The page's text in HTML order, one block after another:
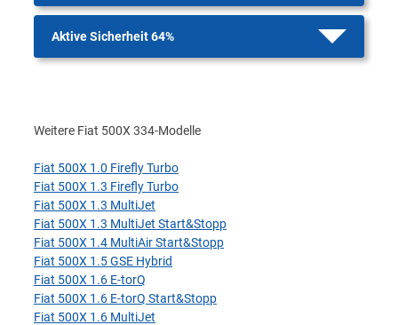
Aktive Sicherheit 64%
Weitere Fiat 500X 334-Modelle
Fiat 500X 1.0 Firefly Turbo
Fiat 500X 1.3 Firefly Turbo
Fiat 500X 1.3 MultiJet
Fiat 500X 1.3 MultiJet Start&Stopp
Fiat 500X 1.4 MultiAir Start&Stopp
Fiat 500X 1.5 GSE Hybrid
Fiat 500X 1.6 E-torQ
Fiat 500X 1.6 E-torQ Start&Stopp
Fiat 500X 1.6 MultiJet